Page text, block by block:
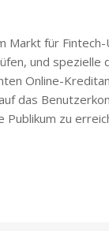
Markt für
und spezielle
Online-
das
zu